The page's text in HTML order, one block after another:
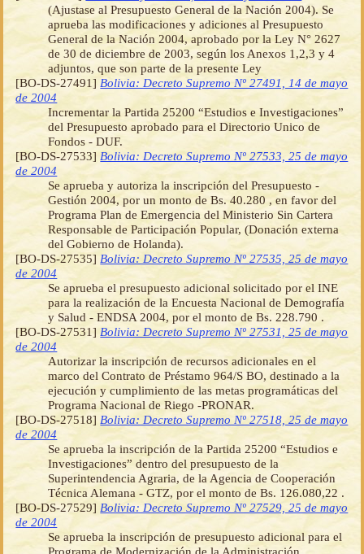
(Ajustase al Presupuesto General de la Nación 2004). Se
aprueba las modificaciones y adiciones al Presupuesto
General de la Nación 2004, aprobado por la Ley N° 2627
de 30 de diciembre de 2003, según los Anexos 1,2,3 y 4
adjuntos, que son parte de la presente Ley
[BO-DS-27491] Bolivia: Decreto Supremo Nº 27491, 14 de mayo
de 2004
Incrementar la Partida 25200 “Estudios e Investigaciones”
del Presupuesto aprobado para el Directorio Unico de
Fondos - DUF.
[BO-DS-27533] Bolivia: Decreto Supremo Nº 27533, 25 de mayo
de 2004
Se aprueba y autoriza la inscripción del Presupuesto -
Gestión 2004, por un monto de Bs. 40.280 , en favor del
Programa Plan de Emergencia del Ministerio Sin Cartera
Responsable de Participación Popular, (Donación externa
del Gobierno de Holanda).
[BO-DS-27535] Bolivia: Decreto Supremo Nº 27535, 25 de mayo
de 2004
Se aprueba el presupuesto adicional solicitado por el INE
para la realización de la Encuesta Nacional de Demografía
y Salud - ENDSA 2004, por el monto de Bs. 228.790 .
[BO-DS-27531] Bolivia: Decreto Supremo Nº 27531, 25 de mayo
de 2004
Autorizar la inscripción de recursos adicionales en el
marco del Contrato de Préstamo 964/S BO, destinado a la
ejecución y cumplimiento de las metas programáticas del
Programa Nacional de Riego -PRONAR.
[BO-DS-27518] Bolivia: Decreto Supremo Nº 27518, 25 de mayo
de 2004
Se aprueba la inscripción de la Partida 25200 “Estudios e
Investigaciones” dentro del presupuesto de la
Superintendencia Agraria, de la Agencia de Cooperación
Técnica Alemana - GTZ, por el monto de Bs. 126.080,22 .
[BO-DS-27529] Bolivia: Decreto Supremo Nº 27529, 25 de mayo
de 2004
Se aprueba la inscripción de presupuesto adicional para el
Programa de Modernización de la Administración